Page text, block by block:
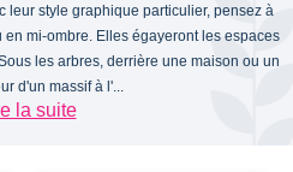
leur style graphique particulier, pensez à
mi-ombre. Elles égayeront les espaces
les arbres, derrière une maison ou un
d'un massif à l'...
la suite